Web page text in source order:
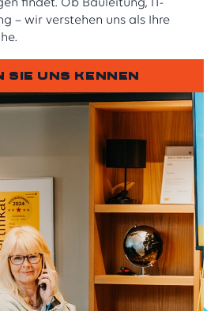
findet. Ob Bauleitung, IT-
– wir verstehen uns als Ihre
SIE UNS KENNEN